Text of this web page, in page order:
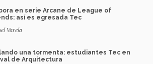
en serie Arcane de League of
así es egresada Tec
Varela
una tormenta: estudiantes Tec en
de Arquitectura